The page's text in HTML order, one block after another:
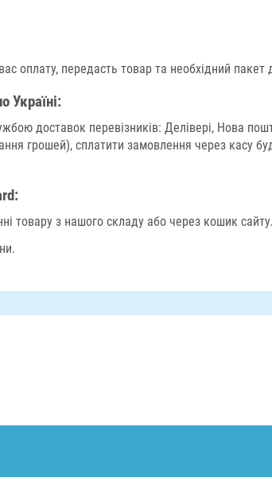
оплату, передасть товар та необхідний пакет
Україні:
доставок перевізників: Делівері, Нова
грошей), сплатити замовлення через касу
товару з нашого складу або через кошик сайту.